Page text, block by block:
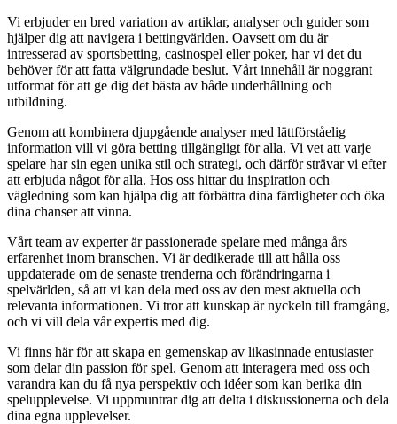
Vi erbjuder en bred variation av artiklar, analyser och guider som
hjälper dig att navigera i bettingvärlden. Oavsett om du är
intresserad av sportsbetting, casinospel eller poker, har vi det du
behöver för att fatta välgrundade beslut. Vårt innehåll är noggrant
utformat för att ge dig det bästa av både underhållning och
utbildning.
Genom att kombinera djupgående analyser med lättförståelig
information vill vi göra betting tillgängligt för alla. Vi vet att varje
spelare har sin egen unika stil och strategi, och därför strävar vi efter
att erbjuda något för alla. Hos oss hittar du inspiration och
vägledning som kan hjälpa dig att förbättra dina färdigheter och öka
dina chanser att vinna.
Vårt team av experter är passionerade spelare med många års
erfarenhet inom branschen. Vi är dedikerade till att hålla oss
uppdaterade om de senaste trenderna och förändringarna i
spelvärlden, så att vi kan dela med oss av den mest aktuella och
relevanta informationen. Vi tror att kunskap är nyckeln till framgång,
och vi vill dela vår expertis med dig.
Vi finns här för att skapa en gemenskap av likasinnade entusiaster
som delar din passion för spel. Genom att interagera med oss och
varandra kan du få nya perspektiv och idéer som kan berika din
spelupplevelse. Vi uppmuntrar dig att delta i diskussionerna och dela
dina egna upplevelser.